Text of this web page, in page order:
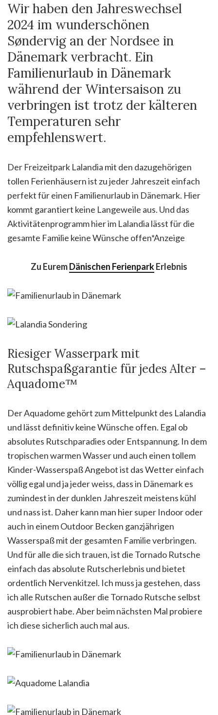
Wir haben den Jahreswechsel
2024 im wunderschönen
Søndervig an der Nordsee in
Dänemark verbracht. Ein
Familienurlaub in Dänemark
während der Wintersaison zu
verbringen ist trotz der kälteren
Temperaturen sehr
empfehlenswert.
Der Freizeitpark Lalandia mit den dazugehörigen
tollen Ferienhäusern ist zu jeder Jahreszeit einfach
perfekt für einen Familienurlaub in Dänemark. Hier
kommt garantiert keine Langeweile aus. Und das
Aktivitätenprogramm hier im Lalandia lässt für die
gesamte Familie keine Wünsche offen*Anzeige
Zu EuremDänischen FerienparkErlebnis
Riesiger Wasserpark mit
Rutschspaßgarantie für jedes Alter –
Aquadome™
Der Aquadome gehört zum Mittelpunkt des Lalandia
und lässt definitiv keine Wünsche offen. Egal ob
absolutes Rutschparadies oder Entspannung. In dem
tropischen warmen Wasser und auch einen tollem
Kinder-Wasserspaß Angebot ist das Wetter einfach
völlig egal und ja jeder weiss, dass in Dänemark es
zumindest in der dunklen Jahreszeit meistens kühl
und nass ist. Daher kann man hier super Indoor oder
auch in einem Outdoor Becken ganzjährigen
Wasserspaß mit der gesamten Familie verbringen.
Und für alle die sich trauen, ist die Tornado Rutsche
einfach das absolute Rutscherlebnis und bietet
ordentlich Nervenkitzel. Ich muss ja gestehen, dass
ich alle Rutschen außer die Tornado Rutsche selbst
ausprobiert habe. Aber beim nächsten Mal probiere
ich diese sicherlich auch mal aus.